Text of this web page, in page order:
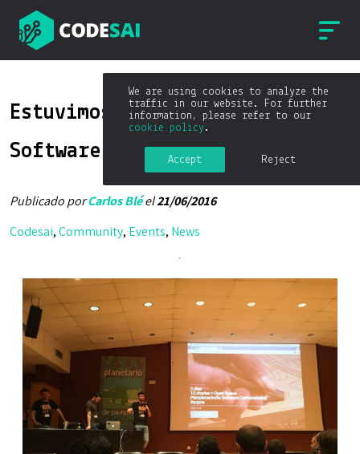
We are using cookies to analyze the
traffic in our website. For further
information, please refer to our
cookie policy .
Accept Reject
Estuvimos en Pamplona
Software Craftsmanship 2016
Publicado porCarlos Bléel21/06/2016
Codesai,Community, Events, News